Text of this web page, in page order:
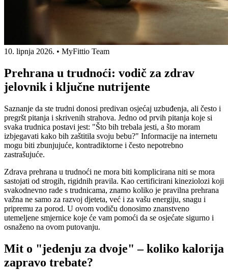
10. lipnja 2026. • MyFittio Team
Prehrana u trudnoći: vodič za zdrav
jelovnik i ključne nutrijente
Saznanje da ste trudni donosi predivan osjećaj uzbuđenja, ali često i
pregršt pitanja i skrivenih strahova. Jedno od prvih pitanja koje si
svaka trudnica postavi jest: "Što bih trebala jesti, a što moram
izbjegavati kako bih zaštitila svoju bebu?" Informacije na internetu
mogu biti zbunjujuće, kontradiktorne i često nepotrebno
zastrašujuće.
Zdrava prehrana u trudnoći ne mora biti komplicirana niti se mora
sastojati od strogih, rigidnih pravila. Kao certificirani kineziolozi koji
svakodnevno rade s trudnicama, znamo koliko je pravilna prehrana
važna ne samo za razvoj djeteta, već i za vašu energiju, snagu i
pripremu za porod. U ovom vodiču donosimo znanstveno
utemeljene smjernice koje će vam pomoći da se osjećate sigurno i
osnaženo na ovom putovanju.
Mit o "jedenju za dvoje" – koliko kalorija
zapravo trebate?